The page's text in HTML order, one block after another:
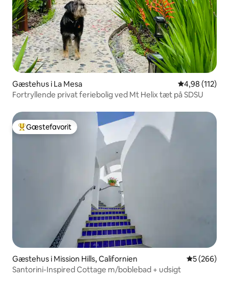
Gæstehus i La Mesa 4,98 ud af 5 i
4,98 (112)
Fortryllende privat feriebolig ved Mt Helix tæt på SDSU
Bedste gæstefavorit
Gæstefavorit
Gæstehus i Mission Hills, Californien 5 ud af 5 i
5 (266)
Santorini-Inspired Cottage m/boblebad + udsigt